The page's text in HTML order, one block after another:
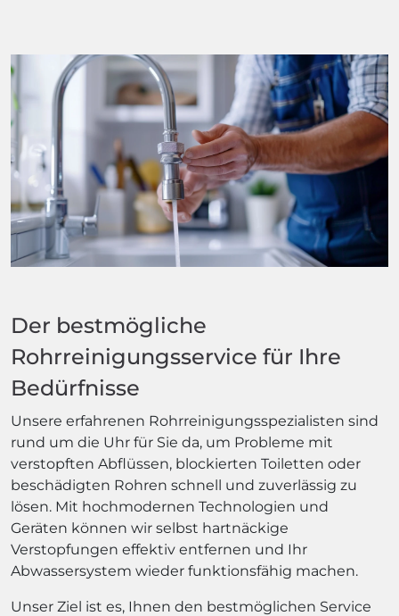
Der bestmögliche
Rohrreinigungsservice für Ihre
Bedürfnisse
Unsere erfahrenen Rohrreinigungsspezialisten sind
rund um die Uhr für Sie da, um Probleme mit
verstopften Abflüssen, blockierten Toiletten oder
beschädigten Rohren schnell und zuverlässig zu
lösen. Mit hochmodernen Technologien und
Geräten können wir selbst hartnäckige
Verstopfungen effektiv entfernen und Ihr
Abwassersystem wieder funktionsfähig machen.
Unser Ziel ist es, Ihnen den bestmöglichen Service